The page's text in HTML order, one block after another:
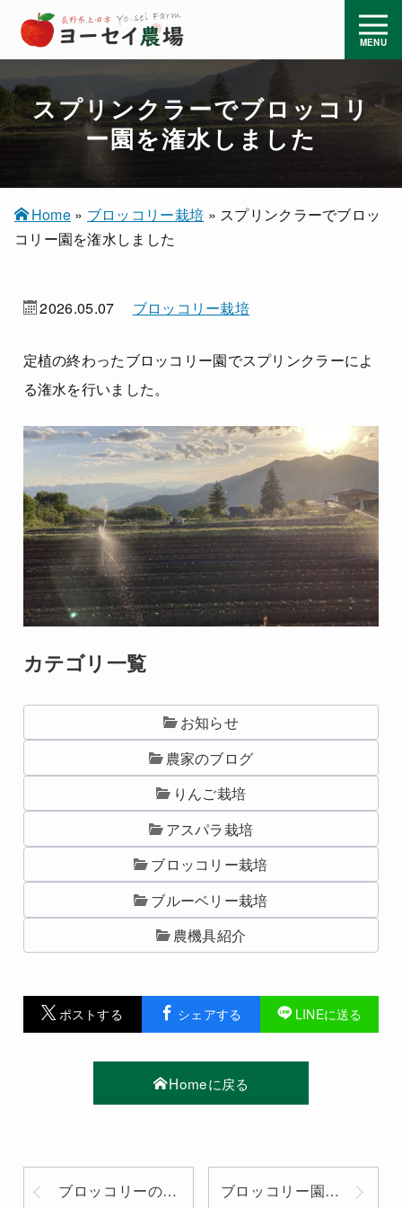
スプリンクラーでブロッコリ
ー園を潅水しました
Home » ブロッコリー栽培 » スプリンクラーでブロッ
コリー園を潅水しました
2026.05.07 ブロッコリー栽培
定植の終わったブロッコリー園でスプリンクラーによ
る潅水を行いました。
カテゴリ一覧
お知らせ
農家のブログ
りんご栽培
アスパラ栽培
ブロッコリー栽培
ブルーベリー栽培
農機具紹介
ポストする シェアする LINEに送る
Homeに戻る
ブロッコリーの定植をスタートしました ブロッコリー園の草刈りをしました